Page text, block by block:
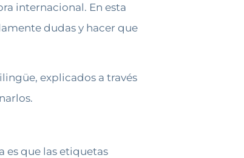
internacional. En esta
dudas y hacer que
explicados a través
es que las etiquetas